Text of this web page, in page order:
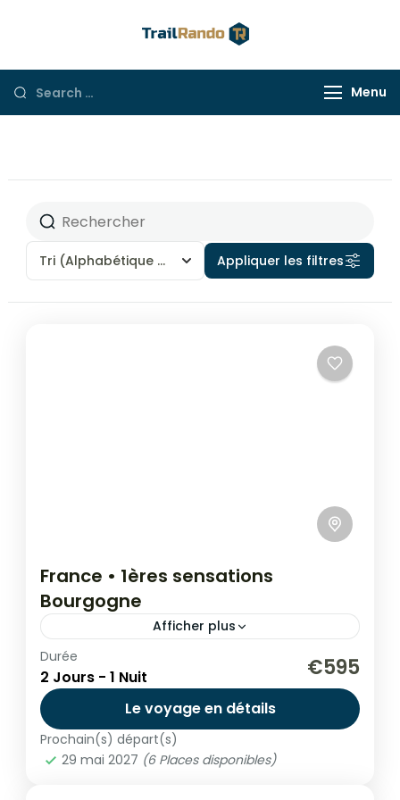
Menu
Tri (Alphabétique - A à Z) Appliquer les filtres
France • 1ères sensations
Bourgogne
Afficher plus
Initiation Offroad
Randonnées initiatiques encadrées par un
guide diplômé d'état vous permettant
d'appréhender le tout terrain en toute
sécurité durant 2 jours en Bourgogne.
Durée
2 Jours - 1 Nuit €595
Le voyage en détails
Prochain(s) départ(s)
29 mai 2027 (6 Places disponibles)